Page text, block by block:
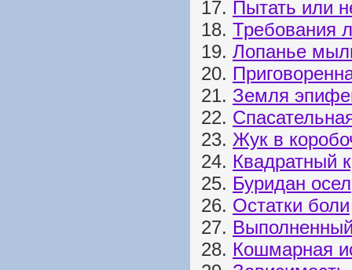
17. Пытать или
18. Требования
19. Лопанье
20.
21. Земля
22.
23. Жук в
24. Квадратный
25. Буридан осел
26. Остатки боли
27.
28. Кошмарная